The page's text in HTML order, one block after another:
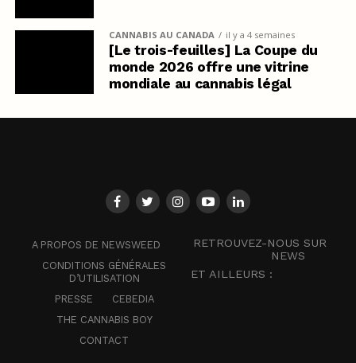
CANNABIS AU CANADA il y a 4 semaines
[Le trois-feuilles] La Coupe du
monde 2026 offre une vitrine
mondiale au cannabis légal
A PROPOS DE NEWSWEED
CONDITIONS GÉNÉRALES
D’UTILISATION
PRESSE
CEBEDIA
THE CANNABIS BOY
CONTACT
RETROUVEZ-NOUS SUR
NEWS
ET AILLEURS :